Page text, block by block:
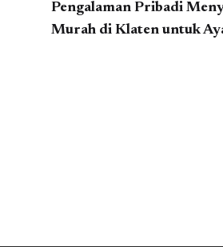
Pengalaman Pribadi
Murah di Klaten untuk